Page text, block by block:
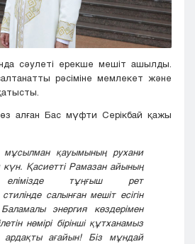
сәулеті ерекше мешіт ашылды.
рәсіміне мемлекет және
алған Бас мүфти Серікбай қажы
мұсылман қауымының рухани
күн. Қасиетті Рамазан айының
елімізде тұңғыш рет
салынған мешіт есігін
энергия көздерімен
нөмірі бірінші құтханамыз
ағайын! Біз мұндай